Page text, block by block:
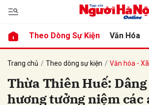
Theo Dòng Sự Kiện Văn Hóa
Trang chủ Theo dòng sự kiện Văn hóa -
Thừa Thiên Huế:
hương tưởng niệm các
luận